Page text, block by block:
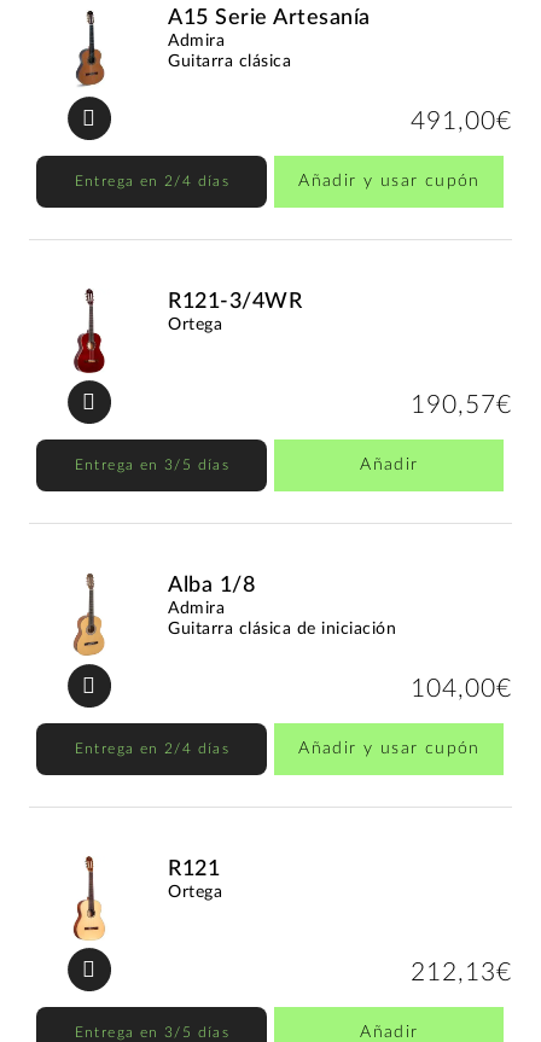
A15 Serie Artesanía
Admira
Guitarra clásica
491,00€
Entrega en 2/4 días Añadir y usar cupón
R121-3/4WR
Ortega
190,57€
Entrega en 3/5 días Añadir
Alba 1/8
Admira
Guitarra clásica de iniciación
104,00€
Entrega en 2/4 días Añadir y usar cupón
R121
Ortega
212,13€
Entrega en 3/5 días Añadir